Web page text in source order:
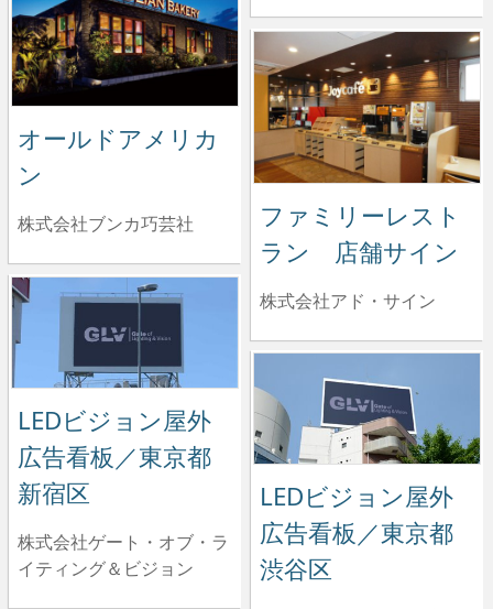
オールドアメリカ
ン
株式会社ブンカ巧芸社
ファミリーレスト
ラン 店舗サイン
株式会社アド・サイン
LEDビジョン屋外
広告看板／東京都
新宿区
株式会社ゲート・オブ・ラ
イティング＆ビジョン
LEDビジョン屋外
広告看板／東京都
渋谷区